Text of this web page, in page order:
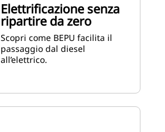
Elettrificazione senza
ripartire da zero
Scopri come BEPU facilita il
passaggio dal diesel
all’elettrico.